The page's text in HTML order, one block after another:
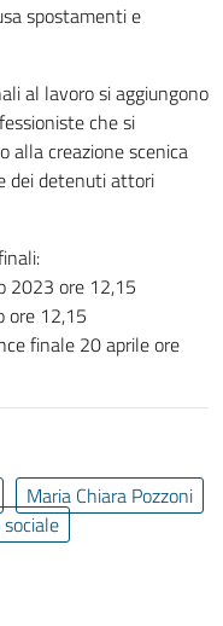
spostamenti e
al lavoro si aggiungono
che si
alla creazione scenica
dei detenuti attori
2023 ore 12,15
ore 12,15
finale 20 aprile ore
Maria Chiara Pozzoni